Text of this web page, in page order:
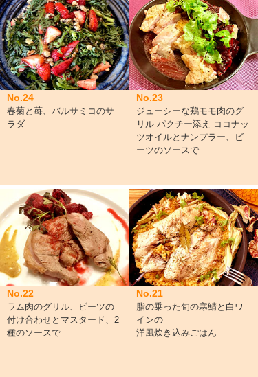
No.24
春菊と苺、バルサミコのサ
ラダ
No.23
ジューシーな鶏モモ肉のグ
リル パクチー添え ココナッ
ツオイルとナンプラー、ビ
ーツのソースで
No.22
ラム肉のグリル、ビーツの
付け合わせとマスタード、2
種のソースで
No.21
脂の乗った旬の寒鯖と白ワ
インの
洋風炊き込みごはん